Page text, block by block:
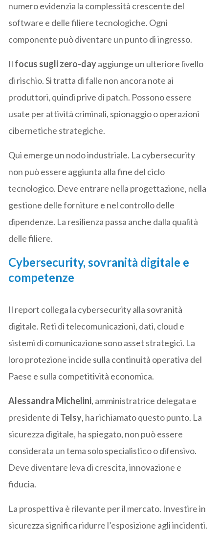
numero evidenzia la complessità crescente del
software e delle filiere tecnologiche. Ogni
componente può diventare un punto di ingresso.
Il focus sugli zero-dayaggiunge un ulteriore livello
di rischio. Si tratta di falle non ancora note ai
produttori, quindi prive di patch. Possono essere
usate per attività criminali, spionaggio o operazioni
cibernetiche strategiche.
Qui emerge un nodo industriale. La cybersecurity
non può essere aggiunta alla fine del ciclo
tecnologico. Deve entrare nella progettazione, nella
gestione delle forniture e nel controllo delle
dipendenze. La resilienza passa anche dalla qualità
delle filiere.
Cybersecurity, sovranità digitale e
competenze
Il report collega la cybersecurity alla sovranità
digitale. Reti di telecomunicazioni, dati, cloud e
sistemi di comunicazione sono asset strategici. La
loro protezione incide sulla continuità operativa del
Paese e sulla competitività economica.
Alessandra Michelini, amministratrice delegata e
presidente di Telsy, ha richiamato questo punto. La
sicurezza digitale, ha spiegato, non può essere
considerata un tema solo specialistico o difensivo.
Deve diventare leva di crescita, innovazione e
fiducia.
La prospettiva è rilevante per il mercato. Investire in
sicurezza significa ridurre l’esposizione agli incidenti.